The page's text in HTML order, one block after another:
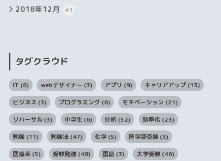
2018年12月 41
タグクラウド
IT (8) webデザイナー (3) アプリ (9) キャリアアップ(13)
ビジネス (3) プログラミング(6) モチベーション (21)
リハーサル(3) 中学生 (6) 分析(52) 効率化 (23)
勉強(11) 勉強法(47) 化学(5) 医学部受験(3)
医療系(5) 受験勉強(48) 国語 (3) 大学受験(46)